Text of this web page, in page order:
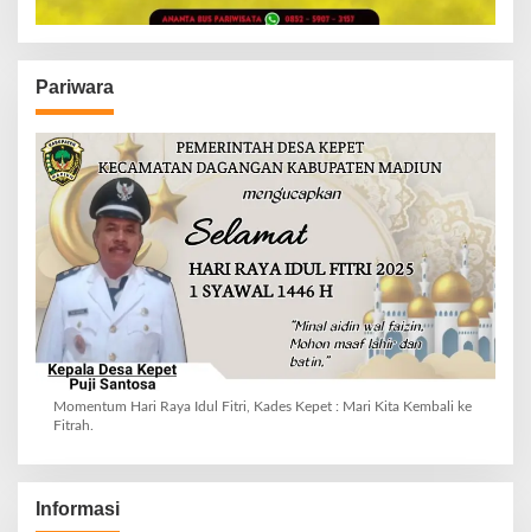
Pariwara
Momentum Hari Raya Idul Fitri, Kades Kepet : Mari Kita Kembali ke
Fitrah.
Informasi